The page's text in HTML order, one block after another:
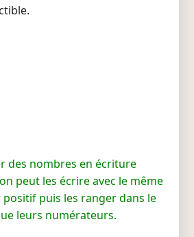
des nombres en écriture
peut les écrire avec le même
puis les ranger dans le
leurs numérateurs.